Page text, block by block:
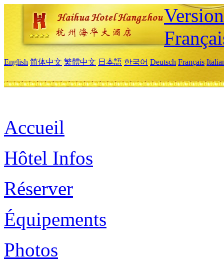
English 简体中文 繁體中文 日本語 한국어 Deutsch Français
Accueil
Hôtel Infos
Réserver
Équipements
Photos